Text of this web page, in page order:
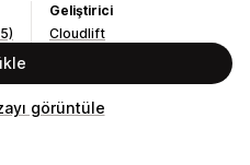
Geliştirici
Cloudlift
görüntüle